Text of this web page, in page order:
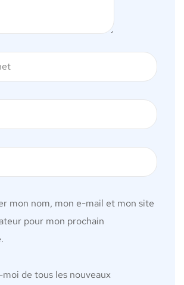
mon nom, mon e-mail et mon site
pour mon prochain
de tous les nouveaux